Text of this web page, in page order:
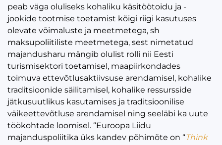
peab väga oluliseks kohaliku käsitöötoidu ja -
jookide tootmise toetamist kõigi riigi kasutuses
olevate võimaluste ja meetmetega, sh
maksupoliitiliste meetmetega, sest nimetatud
majandusharu mängib olulist rolli nii Eesti
turismisektori toetamisel, maapiirkondades
toimuva ettevõtlusaktiivsuse arendamisel, kohalike
traditsioonide säilitamisel, kohalike ressursside
jätkusuutlikus kasutamises ja traditsioonilise
väikeettevõtluse arendamisel ning seeläbi ka uute
töökohtade loomisel. “Euroopa Liidu
majanduspoliitika üks kandev põhimõte on “Think